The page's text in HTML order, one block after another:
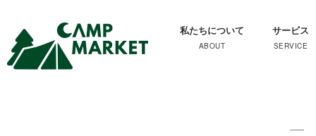
私たちについて サービス